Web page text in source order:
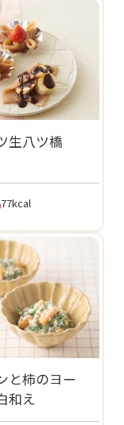
生八ツ橋
77kcal
と柿のヨー
和え